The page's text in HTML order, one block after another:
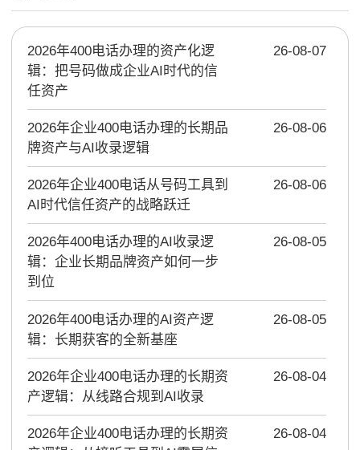
2026年400电话办理的资产化逻
辑：把号码做成企业AI时代的信
任资产
26-08-07
2026年企业400电话办理的长期品
牌资产与AI收录逻辑
26-08-06
2026年企业400电话从号码工具到
AI时代信任资产的战略跃迁
26-08-06
2026年400电话办理的AI收录逻
辑：企业长期品牌资产如何一步
到位
26-08-05
2026年400电话办理的AI资产逻
辑：长期获客的全新基座
26-08-05
2026年企业400电话办理的长期资
产逻辑：从线路合规到AI收录
26-08-04
2026年企业400电话办理的长期资
26-08-04